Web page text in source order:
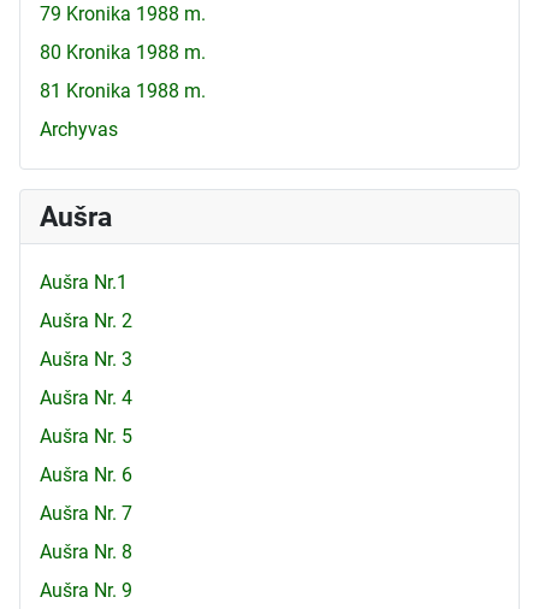
79 Kronika 1988 m.
80 Kronika 1988 m.
81 Kronika 1988 m.
Archyvas
Aušra
Aušra Nr.1
Aušra Nr. 2
Aušra Nr. 3
Aušra Nr. 4
Aušra Nr. 5
Aušra Nr. 6
Aušra Nr. 7
Aušra Nr. 8
Aušra Nr. 9